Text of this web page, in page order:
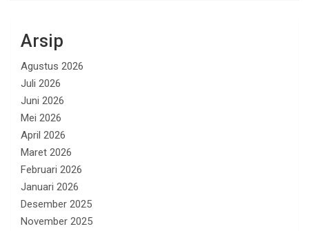
Arsip
Agustus 2026
Juli 2026
Juni 2026
Mei 2026
April 2026
Maret 2026
Februari 2026
Januari 2026
Desember 2025
November 2025